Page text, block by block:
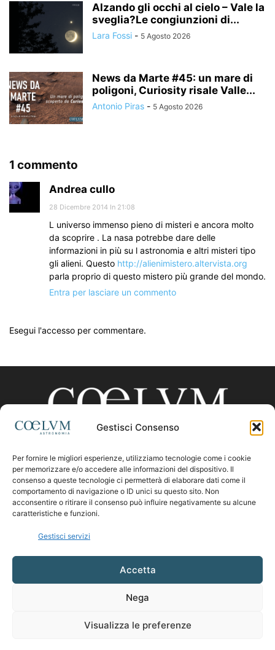
Gestisci Consenso
Per fornire le migliori esperienze, utilizziamo tecnologie come i cookie
per memorizzare e/o accedere alle informazioni del dispositivo. Il
consenso a queste tecnologie ci permetterà di elaborare dati come il
comportamento di navigazione o ID unici su questo sito. Non
acconsentire o ritirare il consenso può influire negativamente su alcune
caratteristiche e funzioni.
Gestisci servizi
Accetta
Nega
Visualizza le preferenze
Alzando gli occhi al cielo – Vale la
sveglia?Le congiunzioni di...
Lara Fossi - 5 Agosto 2026
News da Marte #45: un mare di
poligoni, Curiosity risale Valle...
Antonio Piras - 5 Agosto 2026
1 commento
Andrea cullo
28 Dicembre 2014 In 21:08
L universo immenso pieno di misteri e ancora molto
da scoprire . La nasa potrebbe dare delle
informazioni in più su l astronomia e altri misteri tipo
gli alieni. Questo http://alienimistero.altervista.org
parla proprio di questo mistero più grande del mondo.
Entra per lasciare un commento
Esegui l'accesso per commentare.
CHI SIAMO
Contattaci:coelumastro@coelum.com